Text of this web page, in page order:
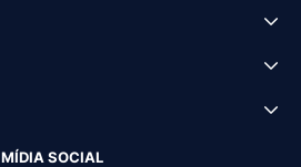
MÍDIA SOCIAL